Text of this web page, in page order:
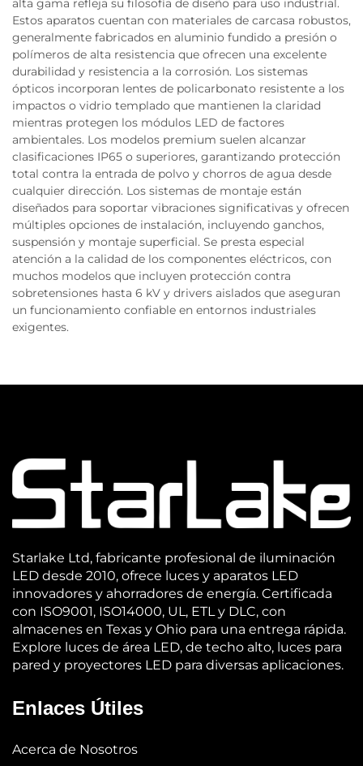
alta gama refleja su filosofía de diseño para uso industrial.
Estos aparatos cuentan con materiales de carcasa robustos,
generalmente fabricados en aluminio fundido a presión o
polímeros de alta resistencia que ofrecen una excelente
durabilidad y resistencia a la corrosión. Los sistemas
ópticos incorporan lentes de policarbonato resistente a los
impactos o vidrio templado que mantienen la claridad
mientras protegen los módulos LED de factores
ambientales. Los modelos premium suelen alcanzar
clasificaciones IP65 o superiores, garantizando protección
total contra la entrada de polvo y chorros de agua desde
cualquier dirección. Los sistemas de montaje están
diseñados para soportar vibraciones significativas y ofrecen
múltiples opciones de instalación, incluyendo ganchos,
suspensión y montaje superficial. Se presta especial
atención a la calidad de los componentes eléctricos, con
muchos modelos que incluyen protección contra
sobretensiones hasta 6 kV y drivers aislados que aseguran
un funcionamiento confiable en entornos industriales
exigentes.
Starlake Ltd, fabricante profesional de iluminación
LED desde 2010, ofrece luces y aparatos LED
innovadores y ahorradores de energía. Certificada
con ISO9001, ISO14000, UL, ETL y DLC, con
almacenes en Texas y Ohio para una entrega rápida.
Explore luces de área LED, de techo alto, luces para
pared y proyectores LED para diversas aplicaciones.
Enlaces Útiles
Acerca de Nosotros